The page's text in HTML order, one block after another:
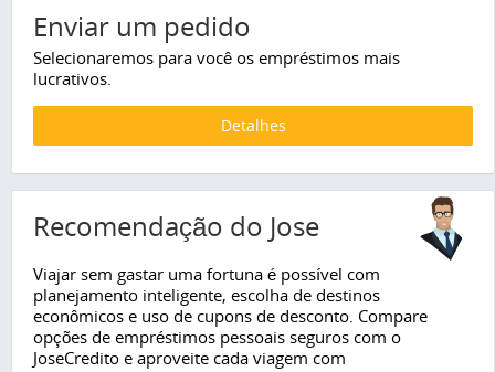
Enviar um pedido
Selecionaremos para você os empréstimos mais
lucrativos.
Detalhes
Recomendação do Jose
Viajar sem gastar uma fortuna é possível com
planejamento inteligente, escolha de destinos
econômicos e uso de cupons de desconto. Compare
opções de empréstimos pessoais seguros com o
JoseCredito e aproveite cada viagem com